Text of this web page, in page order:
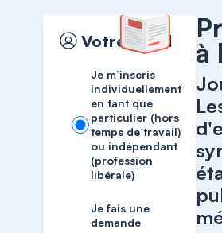
Votre profil
Je m’inscris
individuellement
en tant que
particulier (hors
temps de travail)
ou indépendant
(profession
libérale)
Je fais une
demande
à